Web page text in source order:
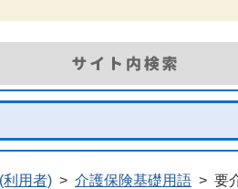
Google検索
利用者) > 介護保険基礎用語 > 要